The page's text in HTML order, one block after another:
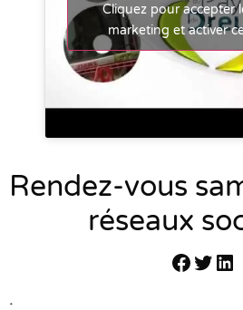
Cliquez pour accepter
marketing et activer
Rendez-vous
réseaux
.